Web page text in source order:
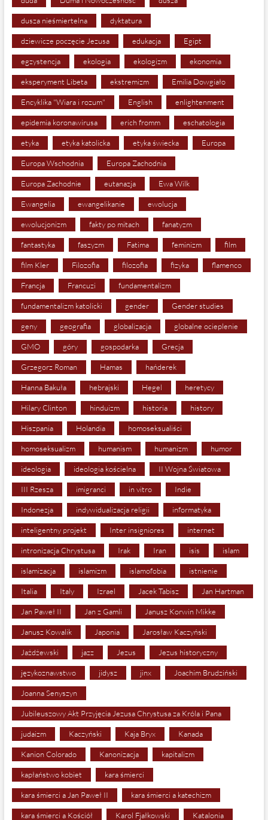
dusza nieśmiertelna dyktatura
dziewicze poczęcie Jezusa edukacja Egipt
egzystencja ekologia ekologizm ekonomia
eksperyment Libeta ekstremizm Emilia Dowgiało
Encyklika "Wiara i rozum" English enlightenment
epidemia koronawirusa erich fromm eschatologia
etyka etyka katolicka etyka świecka Europa
Europa Wschodnia Europa Zachodnia
Europa Zachodnie eutanazja Ewa Wilk
Ewangelia ewangelikanie ewolucja
ewolucjonizm fakty po mitach fanatyzm
fantastyka faszyzm Fatima feminizm film
film Kler Filozofia filozofia fizyka flamenco
Francja Francuzi fundamentalizm
fundamentalizm katolicki gender Gender studies
geny geografia globalizacja globalne ocieplenie
GMO góry gospodarka Grecja
Grzegorz Roman Hamas hańderek
Hanna Bakuła hebrajski Hegel heretycy
Hilary Clinton hinduizm historia history
Hiszpania Holandia homoseksualiści
homoseksualizm humanism humanizm humor
ideologia ideologia kościelna II Wojna Światowa
III Rzesza imigranci in vitro Indie
Indonezja indywidualizacja religii informatyka
inteligentny projekt Inter insigniores internet
intronizacja Chrystusa Irak Iran isis islam
islamizacja islamizm islamofobia istnienie
Italia Italy Izrael Jacek Tabisz Jan Hartman
Jan Paweł II Jan z Gamli Janusz Korwin Mikke
Janusz Kowalik Japonia Jarosław Kaczyński
Jażdżewski jazz Jezus Jezus historyczny
językoznawstwo jidysz jinx Joachim Brudziński
Joanna Senyszyn
Jubileuszowy Akt Przyjęcia Jezusa Chrystusa za Króla i Pana
judaizm Kaczyński Kaja Bryx Kanada
Kanion Colorado Kanonizacja kapitalizm
kapłaństwo kobiet kara śmierci
kara śmierci a Jan Paweł II kara śmierci a katechizm
kara śmierci a Kościół Karol Fjałkowski Katalonia